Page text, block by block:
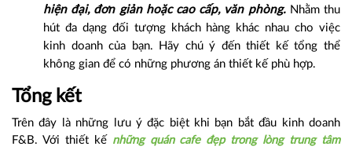
hiện đại, đơn giản hoặc cao cấp, văn phòng.Nhằm thu
hút đa dạng đối tượng khách hàng khác nhau cho việc
kinh doanh của bạn. Hãy chú ý đến thiết kế tổng thể
không gian để có những phương án thiết kế phù hợp.
Tổng kết
Trên đây là những lưu ý đặc biệt khi bạn bắt đầu kinh doanh
F&B. Với thiết kế những quán cafe đẹp trong lòng trung tâm